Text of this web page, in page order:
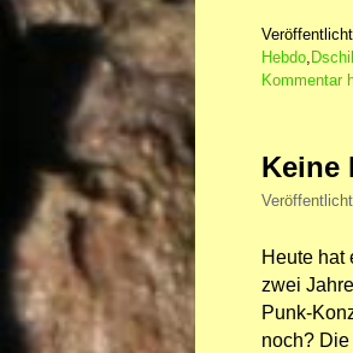
Hebdo
Kommentar
Keine
Heute hat
zwei
Punk-
noch?